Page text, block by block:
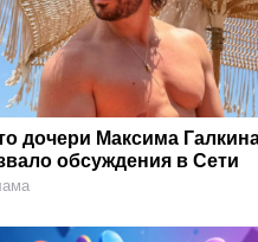
дочери Максима
обсуждения в Сети